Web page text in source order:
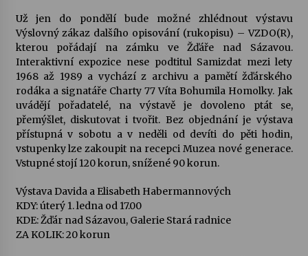
Už jen do pondělí bude možné zhlédnout výstavu
Výslovný zákaz dalšího opisování (rukopisu) – VZDO(R),
kterou pořádají na zámku ve Žďáře nad Sázavou.
Interaktivní expozice nese podtitul Samizdat mezi lety
1968 až 1989 a vychází z archivu a pamětí žďárského
rodáka a signatáře Charty 77 Víta Bohumila Homolky. Jak
uvádějí pořadatelé, na výstavě je dovoleno ptát se,
přemýšlet, diskutovat i tvořit. Bez objednání je výstava
přístupná v sobotu a v neděli od devíti do pěti hodin,
vstupenky lze zakoupit na recepci Muzea nové generace.
Vstupné stojí 120 korun, snížené 90 korun.
Výstava Davida a Elisabeth Habermannových
KDY: úterý 1. ledna od 17.00
KDE: Žďár nad Sázavou, Galerie Stará radnice
ZA KOLIK: 20 korun